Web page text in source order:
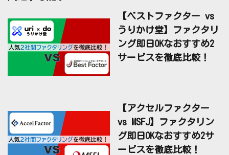
【ベストファクター vs
うりかけ堂】ファクタリ
ング即日OKなおすすめ2
サービスを徹底比較！
【アクセルファクター
vs MSFJ】ファクタリン
グ即日OKなおすすめ2サ
ービスを徹底比較！